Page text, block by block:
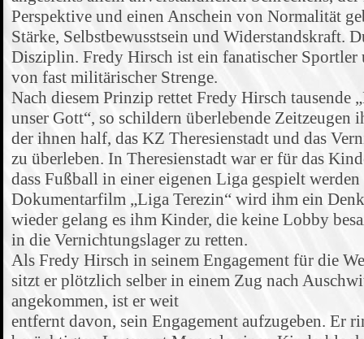
Perspektive und einen Anschein von Normalität
Stärke, Selbstbewusstsein und Widerstandskraft.
Disziplin. Fredy Hirsch ist ein fanatischer
von fast militärischer Strenge.
Nach diesem Prinzip rettet Fredy Hirsch tausende
unser Gott“, so schildern überlebende Zeitzeugen
der ihnen half, das KZ Theresienstadt und das
zu überleben. In Theresienstadt war er für das
dass Fußball in einer eigenen Liga gespielt
Dokumentarfilm „Liga Terezin“ wird ihm ein
wieder gelang es ihm Kinder, die keine Lobby
in die Vernichtungslager zu retten.
Als Fredy Hirsch in seinem Engagement für die
sitzt er plötzlich selber in einem Zug nach
angekommen, ist er weit
entfernt davon, sein Engagement aufzugeben. Er